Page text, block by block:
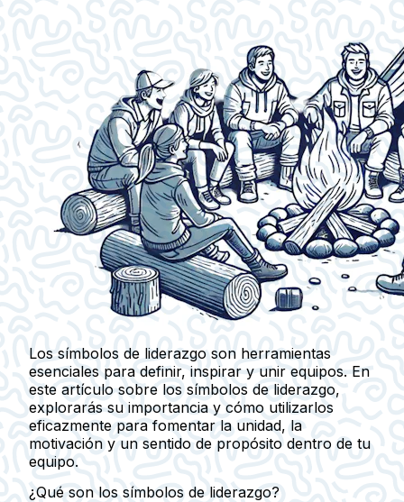
Los símbolos de liderazgo son herramientas
esenciales para definir, inspirar y unir equipos. En
este artículo sobre los símbolos de liderazgo,
explorarás su importancia y cómo utilizarlos
eficazmente para fomentar la unidad, la
motivación y un sentido de propósito dentro de tu
equipo.
¿Qué son los símbolos de liderazgo?